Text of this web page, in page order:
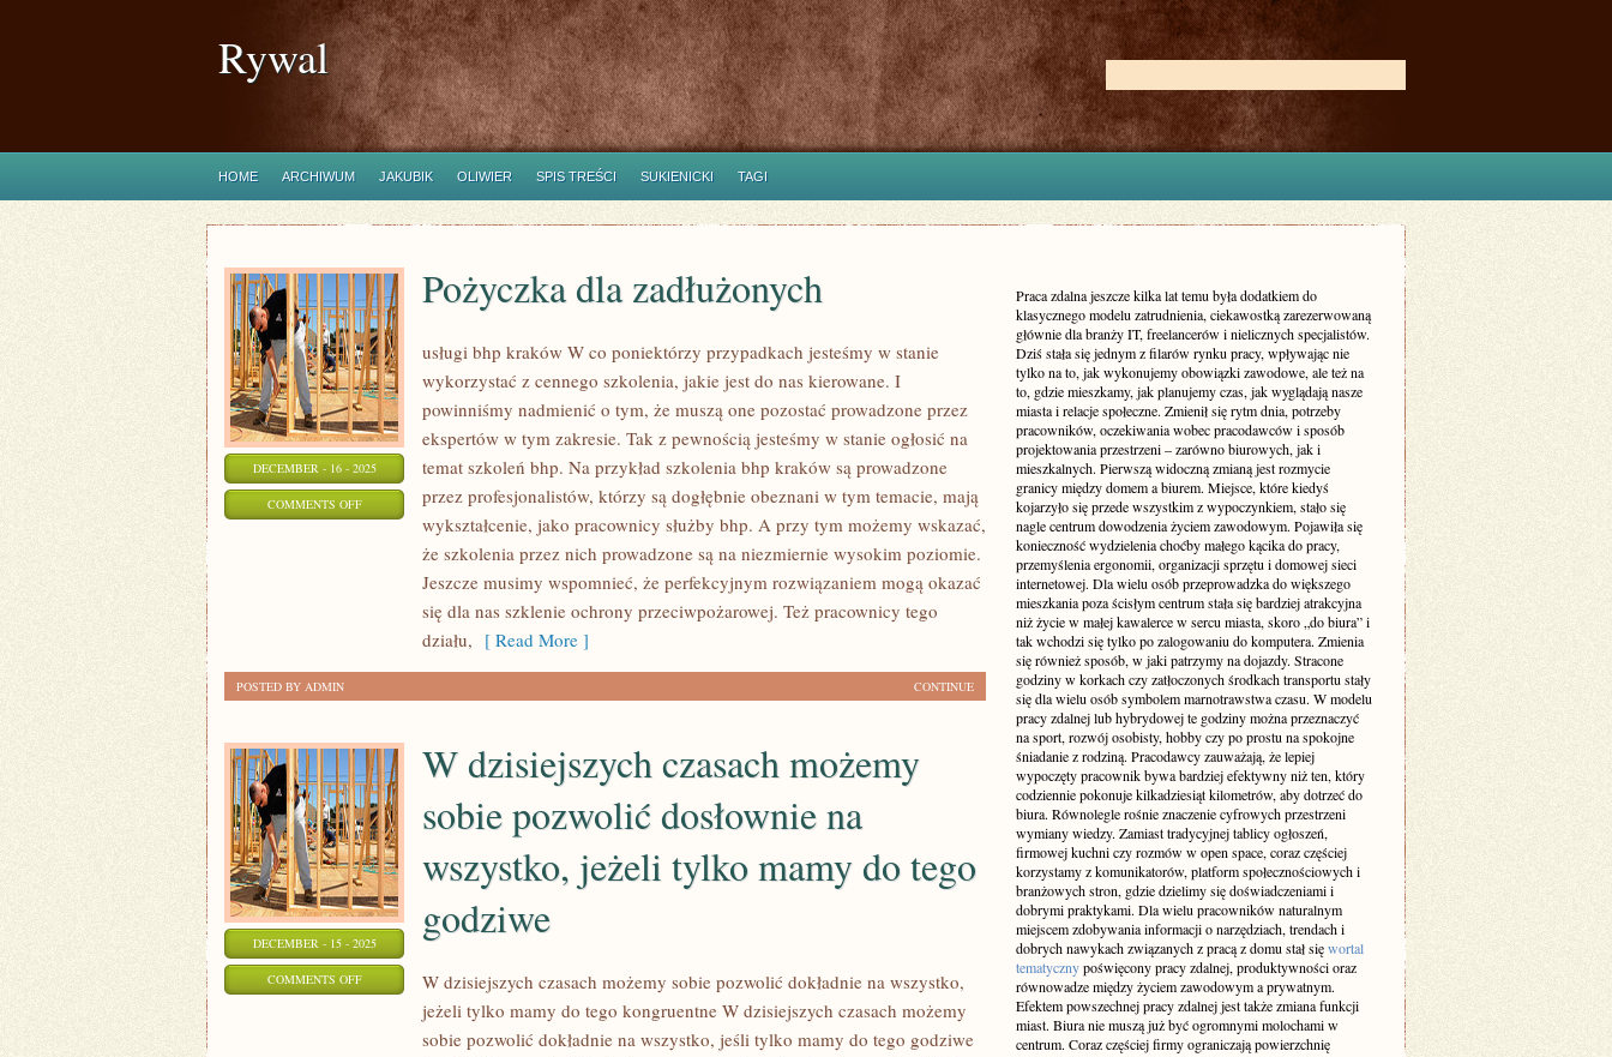
Rywal
HOME ARCHIWUM JAKUBIK OLIWIER SPIS TREŚCI SUKIENICKI TAGI
DECEMBER - 16 - 2025
COMMENTS OFFON
ZADŁUŻONYCH
Pożyczka dla zadłużonych
usługi bhp kraków W co poniektórzy przypadkach jesteśmy w stanie
wykorzystać z cennego szkolenia, jakie jest do nas kierowane. I
powinniśmy nadmienić o tym, że muszą one pozostać prowadzone przez
ekspertów w tym zakresie. Tak z pewnością jesteśmy w stanie ogłosić na
temat szkoleń bhp. Na przykład szkolenia bhp kraków są prowadzone
przez profesjonalistów, którzy są dogłębnie obeznani w tym temacie, mają
wykształcenie, jako pracownicy służby bhp. A przy tym możemy wskazać,
że szkolenia przez nich prowadzone są na niezmiernie wysokim poziomie.
Jeszcze musimy wspomnieć, że perfekcyjnym rozwiązaniem mogą okazać
się dla nas szklenie ochrony przeciwpożarowej. Też pracownicy tego
działu, [ Read More ]
CONTINUE
POSTED BY ADMIN
DECEMBER - 15 - 2025
COMMENTS OFFON
DZISIEJSZYCH
W dzisiejszych czasach możemy
sobie pozwolić dosłownie na
wszystko, jeżeli tylko mamy do tego
godziwe
W dzisiejszych czasach możemy sobie pozwolić dokładnie na wszystko,
jeżeli tylko mamy do tego kongruentne W dzisiejszych czasach możemy
sobie pozwolić dokładnie na wszystko, jeśli tylko mamy do tego godziwe
Praca zdalna jeszcze kilka lat temu była dodatkiem do
klasycznego modelu zatrudnienia, ciekawostką zarezerwowaną
głównie dla branży IT, freelancerów i nielicznych specjalistów.
Dziś stała się jednym z filarów rynku pracy, wpływając nie
tylko na to, jak wykonujemy obowiązki zawodowe, ale też na
to, gdzie mieszkamy, jak planujemy czas, jak wyglądają nasze
miasta i relacje społeczne. Zmienił się rytm dnia, potrzeby
pracowników, oczekiwania wobec pracodawców i sposób
projektowania przestrzeni – zarówno biurowych, jak i
mieszkalnych. Pierwszą widoczną zmianą jest rozmycie
granicy między domem a biurem. Miejsce, które kiedyś
kojarzyło się przede wszystkim z wypoczynkiem, stało się
nagle centrum dowodzenia życiem zawodowym. Pojawiła się
konieczność wydzielenia choćby małego kącika do pracy,
przemyślenia ergonomii, organizacji sprzętu i domowej sieci
internetowej. Dla wielu osób przeprowadzka do większego
mieszkania poza ścisłym centrum stała się bardziej atrakcyjna
niż życie w małej kawalerce w sercu miasta, skoro „do biura” i
tak wchodzi się tylko po zalogowaniu do komputera. Zmienia
się również sposób, w jaki patrzymy na dojazdy. Stracone
godziny w korkach czy zatłoczonych środkach transportu stały
się dla wielu osób symbolem marnotrawstwa czasu. W modelu
pracy zdalnej lub hybrydowej te godziny można przeznaczyć
na sport, rozwój osobisty, hobby czy po prostu na spokojne
śniadanie z rodziną. Pracodawcy zauważają, że lepiej
wypoczęty pracownik bywa bardziej efektywny niż ten, który
codziennie pokonuje kilkadziesiąt kilometrów, aby dotrzeć do
biura. Równolegle rośnie znaczenie cyfrowych przestrzeni
wymiany wiedzy. Zamiast tradycyjnej tablicy ogłoszeń,
firmowej kuchni czy rozmów w open space, coraz częściej
korzystamy z komunikatorów, platform społecznościowych i
branżowych stron, gdzie dzielimy się doświadczeniami i
dobrymi praktykami. Dla wielu pracowników naturalnym
miejscem zdobywania informacji o narzędziach, trendach i
dobrych nawykach związanych z pracą z domu stał sięwortal
tematycznypoświęcony pracy zdalnej, produktywności oraz
równowadze między życiem zawodowym a prywatnym.
Efektem powszechnej pracy zdalnej jest także zmiana funkcji
miast. Biura nie muszą już być ogromnymi molochami w
centrum. Coraz częściej firmy ograniczają powierzchnię